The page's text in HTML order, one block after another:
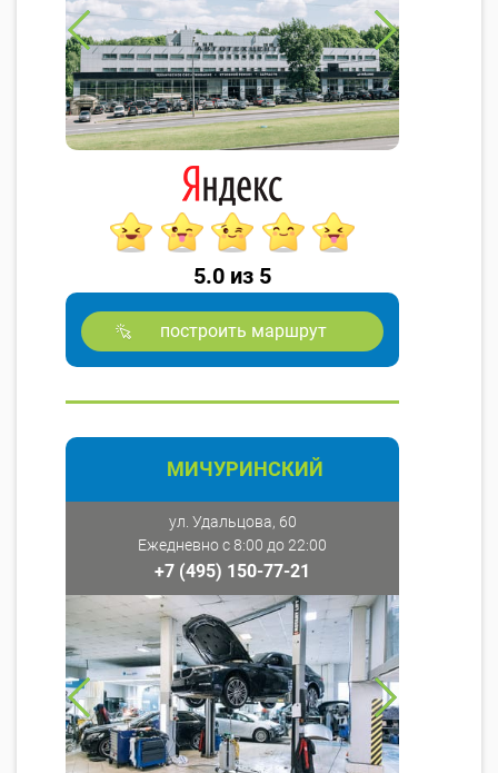
5.0 из 5
построить маршрут
МИЧУРИНСКИЙ
ул. Удальцова, 60
Ежедневно с 8:00 до 22:00
+7 (495) 150-77-21